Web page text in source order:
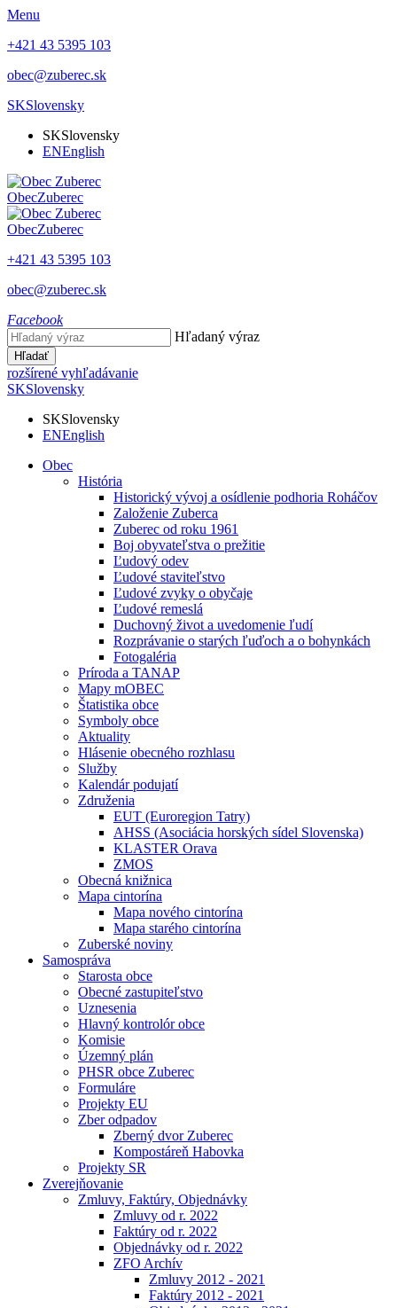
Menu
+421 43 5395 103
obec@zuberec.sk
SKSlovensky
SKSlovensky
ENEnglish
ObecZuberec
ObecZuberec
+421 43 5395 103
obec@zuberec.sk
Facebook
Hľadaný výraz
Hľadať
rozšírené vyhľadávanie
SKSlovensky
SKSlovensky
ENEnglish
Obec
História
Historický vývoj a osídlenie podhoria Roháčov
Založenie Zuberca
Zuberec od roku 1961
Boj obyvateľstva o prežitie
Ľudový odev
Ľudové staviteľstvo
Ľudové zvyky o obyčaje
Ľudové remeslá
Duchovný život a uvedomenie ľudí
Rozprávanie o starých ľuďoch a o bohynkách
Fotogaléria
Príroda a TANAP
Mapy mOBEC
Štatistika obce
Symboly obce
Aktuality
Hlásenie obecného rozhlasu
Služby
Kalendár podujatí
Združenia
EUT (Euroregion Tatry)
AHSS (Asociácia horských sídel Slovenska)
KLASTER Orava
ZMOS
Obecná knižnica
Mapa cintorína
Mapa nového cintorína
Mapa starého cintorína
Zuberské noviny
Samospráva
Starosta obce
Obecné zastupiteľstvo
Uznesenia
Hlavný kontrolór obce
Komisie
Územný plán
PHSR obce Zuberec
Formuláre
Projekty EU
Zber odpadov
Zberný dvor Zuberec
Kompostáreň Habovka
Projekty SR
Zverejňovanie
Zmluvy, Faktúry, Objednávky
Zmluvy od r. 2022
Faktúry od r. 2022
Objednávky od r. 2022
ZFO Archív
Zmluvy 2012 - 2021
Faktúry 2012 - 2021